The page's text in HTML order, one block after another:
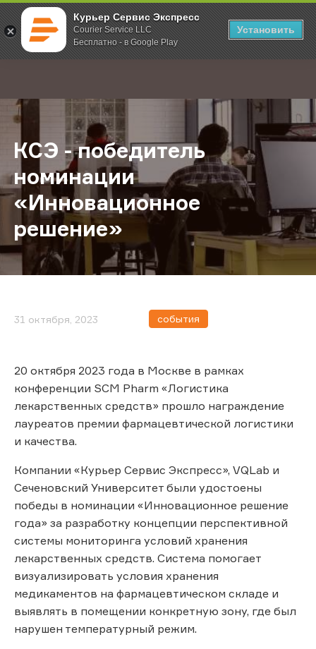
Курьер Сервис Экспресс
Courier Service LLC
Бесплатно - в Google Play
Установить
; Главная О компании Новости КСЭ - победитель номинации
КСЭ - победитель
номинации
«Инновационное
решение»
31 октября, 2023 события
20 октября 2023 года в Москве в рамках
конференции SCM Pharm «Логистика
лекарственных средств» прошло награждение
лауреатов премии фармацевтической логистики
и качества.
Компании «Курьер Сервис Экспресс», VQLab и
Сеченовский Университет были удостоены
победы в номинации «Инновационное решение
года» за разработку концепции перспективной
системы мониторинга условий хранения
лекарственных средств. Система помогает
визуализировать условия хранения
медикаментов на фармацевтическом складе и
выявлять в помещении конкретную зону, где был
нарушен температурный режим.